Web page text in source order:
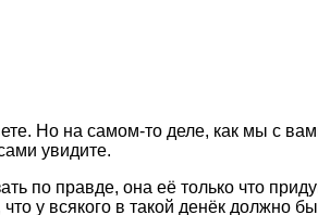
Но на самом-то деле, как мы с
увидите.
по правде, она её только что
у всякого в такой денёк должно